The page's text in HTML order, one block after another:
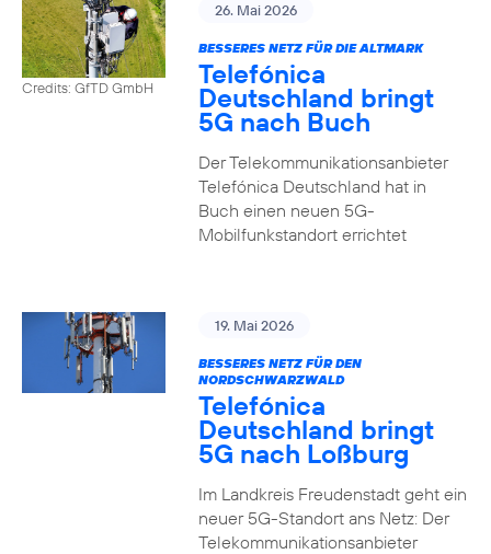
Credits: GfTD GmbH
26. Mai 2026
BESSERES NETZ FÜR DIE ALTMARK
Telefónica
Deutschland bringt
5G nach Buch
Der Telekommunikationsanbieter
Telefónica Deutschland hat in
Buch einen neuen 5G-
Mobilfunkstandort errichtet
19. Mai 2026
BESSERES NETZ FÜR DEN
NORDSCHWARZWALD
Telefónica
Deutschland bringt
5G nach Loßburg
Im Landkreis Freudenstadt geht ein
neuer 5G-Standort ans Netz: Der
Telekommunikationsanbieter